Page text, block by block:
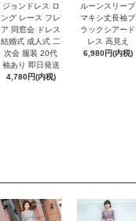
ジョンドレス ロ
ング レース フレ
ア 同窓会 ドレス
結婚式 成人式 二
次会 服装 20代
袖あり 即日発送
4,780円(内税)
ルーンスリーブ
マキシ丈長袖ブ
ラックシアード
レス 高見え
6,980円(内税)